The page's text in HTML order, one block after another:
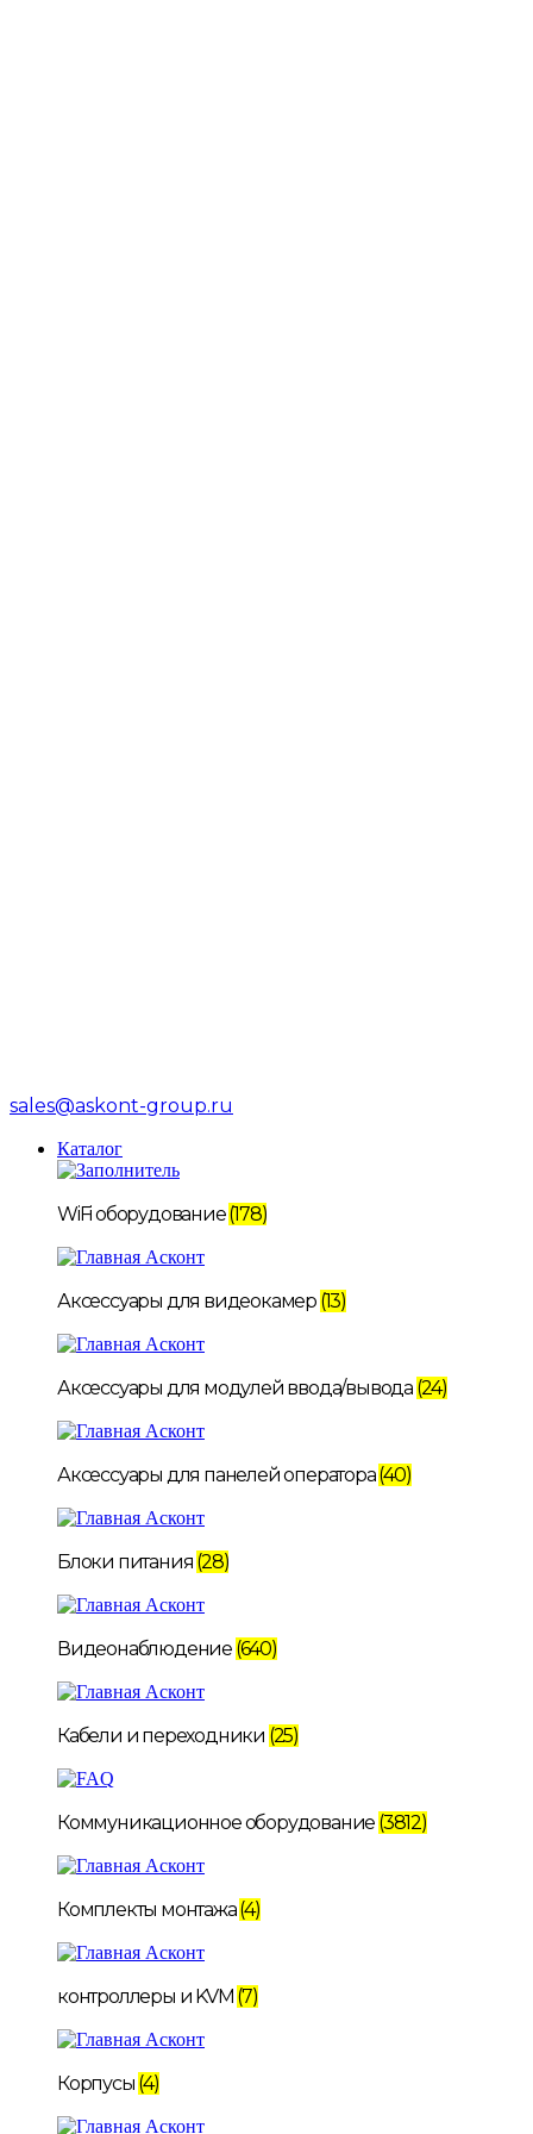
sales@askont-group.ru
Каталог
WiFi оборудование(178)
Аксессуары для видеокамер (13)
Аксессуары для модулей ввода/вывода (24)
Аксессуары для панелей оператора(40)
Блоки питания (28)
Видеонаблюдение (640)
Кабели и переходники (25)
Коммуникационное оборудование (3812)
Комплекты монтажа(4)
контроллеры и KVM (7)
Корпусы (4)